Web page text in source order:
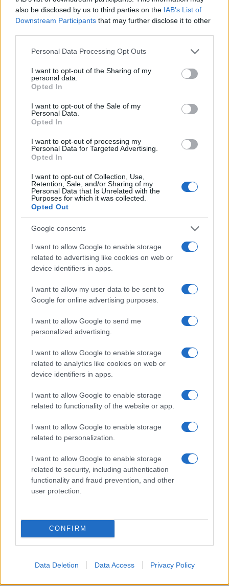
also be disclosed by us to third parties on the IAB’s List of
Downstream Participants that may further disclose it to other
Please note that this website/app uses one or more Google
not limited to your visit or usage behaviour. You may click to
grant or deny consent to Google and its third-party tags to
use your data for below specified purposes in below Google
consent section.
Personal Data Processing Opt Outs
I want to opt-out of the Sharing of my
personal data.
Opted In
I want to opt-out of the Sale of my
Personal Data.
Opted In
I want to opt-out of processing my
Personal Data for Targeted Advertising.
Opted In
I want to opt-out of Collection, Use,
Retention, Sale, and/or Sharing of my
Personal Data that Is Unrelated with the
Purposes for which it was collected.
Opted Out
Google consents
I want to allow Google to enable storage
related to advertising like cookies on web or
device identifiers in apps.
I want to allow my user data to be sent to
Google for online advertising purposes.
I want to allow Google to send me
personalized advertising.
I want to allow Google to enable storage
related to analytics like cookies on web or
device identifiers in apps.
I want to allow Google to enable storage
related to functionality of the website or app.
I want to allow Google to enable storage
related to personalization.
I want to allow Google to enable storage
related to security, including authentication
functionality and fraud prevention, and other
user protection.
CONFIRM
Data Deletion Data Access Privacy Policy
για τη selfie στη Γάζα – Πέρκα: Θα ξαναπάω
E-PTOLEMEOS TEAM 9 ΟΚΤΩΒΡΊΟΥ 2025, 4:22 ΜΜ
ΠΕΡΙΣΣΌΤΕΡΑ DETAILS